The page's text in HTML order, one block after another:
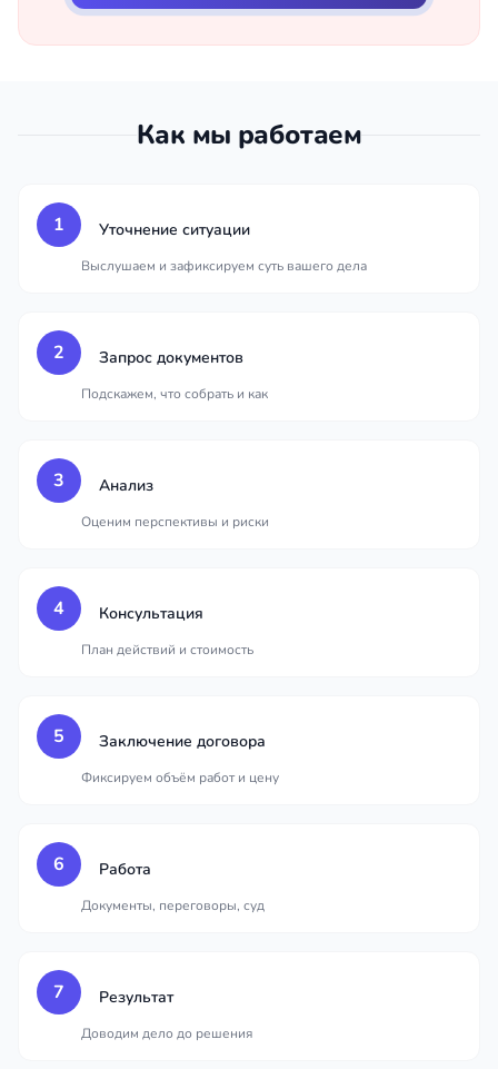
Как мы работаем
1 Уточнение ситуации
Выслушаем и зафиксируем суть вашего дела
2 Запрос документов
Подскажем, что собрать и как
3 Анализ
Оценим перспективы и риски
4 Консультация
План действий и стоимость
5 Заключение договора
Фиксируем объём работ и цену
6 Работа
Документы, переговоры, суд
7 Результат
Доводим дело до решения